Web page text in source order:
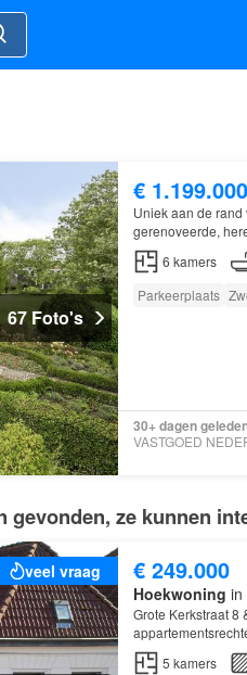
67 Foto's
€ 1.199.000
Uniek aan de
gerenoveerde,
garages en
6 kamers
Parkeerplaats
30+ dagen
gevonden, ze kunnen
veel vraag € 249.000
Hoekwoning in
Grote Kerkstraat 8
komen er van die
5 kamers